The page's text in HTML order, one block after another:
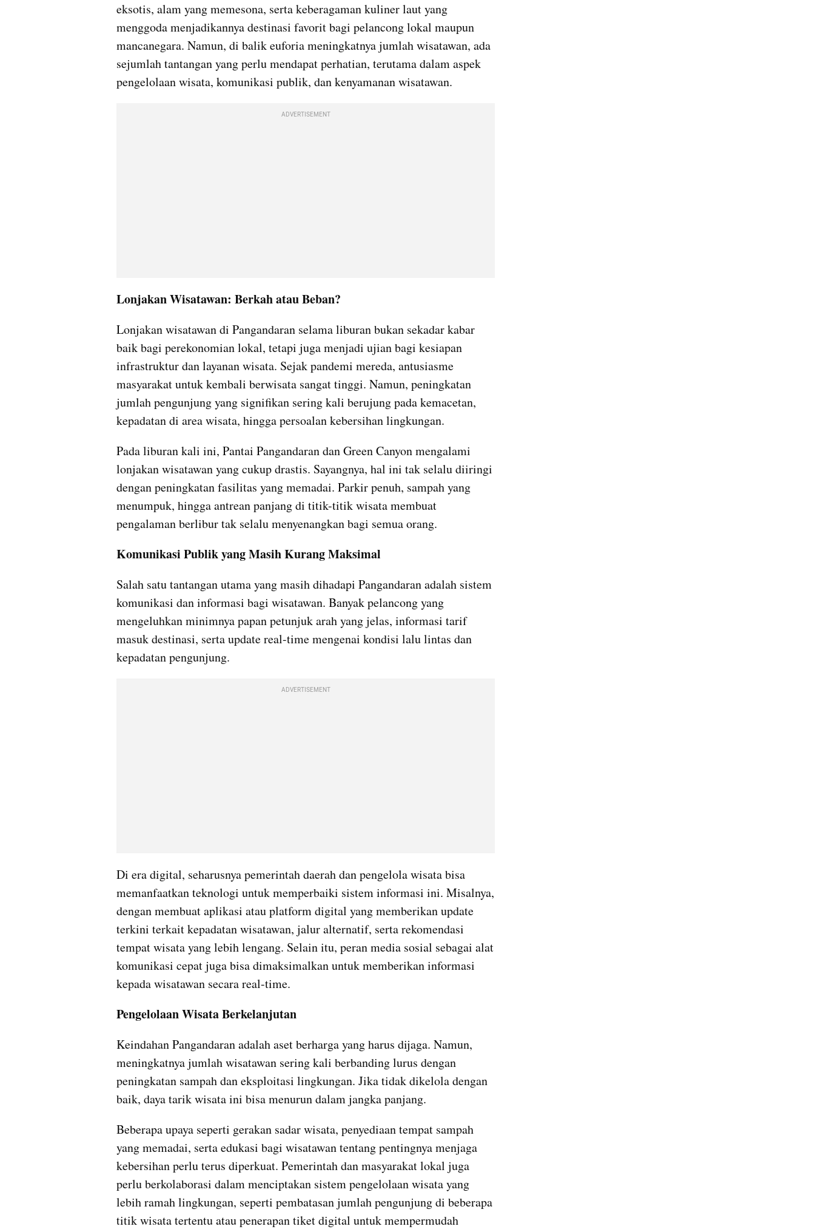
eksotis, alam yang memesona, serta keberagaman kuliner laut yang
menggoda menjadikannya destinasi favorit bagi pelancong lokal maupun
mancanegara. Namun, di balik euforia meningkatnya jumlah wisatawan, ada
sejumlah tantangan yang perlu mendapat perhatian, terutama dalam aspek
pengelolaan wisata, komunikasi publik, dan kenyamanan wisatawan.
ADVERTISEMENT
Lonjakan Wisatawan: Berkah atau Beban?
Lonjakan wisatawan di Pangandaran selama liburan bukan sekadar kabar
baik bagi perekonomian lokal, tetapi juga menjadi ujian bagi kesiapan
infrastruktur dan layanan wisata. Sejak pandemi mereda, antusiasme
masyarakat untuk kembali berwisata sangat tinggi. Namun, peningkatan
jumlah pengunjung yang signifikan sering kali berujung pada kemacetan,
kepadatan di area wisata, hingga persoalan kebersihan lingkungan.
Pada liburan kali ini, Pantai Pangandaran dan Green Canyon mengalami
lonjakan wisatawan yang cukup drastis. Sayangnya, hal ini tak selalu diiringi
dengan peningkatan fasilitas yang memadai. Parkir penuh, sampah yang
menumpuk, hingga antrean panjang di titik-titik wisata membuat
pengalaman berlibur tak selalu menyenangkan bagi semua orang.
Komunikasi Publik yang Masih Kurang Maksimal
Salah satu tantangan utama yang masih dihadapi Pangandaran adalah sistem
komunikasi dan informasi bagi wisatawan. Banyak pelancong yang
mengeluhkan minimnya papan petunjuk arah yang jelas, informasi tarif
masuk destinasi, serta update real-time mengenai kondisi lalu lintas dan
kepadatan pengunjung.
ADVERTISEMENT
Di era digital, seharusnya pemerintah daerah dan pengelola wisata bisa
memanfaatkan teknologi untuk memperbaiki sistem informasi ini. Misalnya,
dengan membuat aplikasi atau platform digital yang memberikan update
terkini terkait kepadatan wisatawan, jalur alternatif, serta rekomendasi
tempat wisata yang lebih lengang. Selain itu, peran media sosial sebagai alat
komunikasi cepat juga bisa dimaksimalkan untuk memberikan informasi
kepada wisatawan secara real-time.
Pengelolaan Wisata Berkelanjutan
Keindahan Pangandaran adalah aset berharga yang harus dijaga. Namun,
meningkatnya jumlah wisatawan sering kali berbanding lurus dengan
peningkatan sampah dan eksploitasi lingkungan. Jika tidak dikelola dengan
baik, daya tarik wisata ini bisa menurun dalam jangka panjang.
Beberapa upaya seperti gerakan sadar wisata, penyediaan tempat sampah
yang memadai, serta edukasi bagi wisatawan tentang pentingnya menjaga
kebersihan perlu terus diperkuat. Pemerintah dan masyarakat lokal juga
perlu berkolaborasi dalam menciptakan sistem pengelolaan wisata yang
lebih ramah lingkungan, seperti pembatasan jumlah pengunjung di beberapa
titik wisata tertentu atau penerapan tiket digital untuk mempermudah